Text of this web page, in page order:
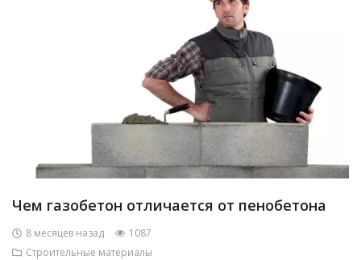
Чем газобетон отличается от пенобетона
8 месяцев назад
1087
Строительные материалы